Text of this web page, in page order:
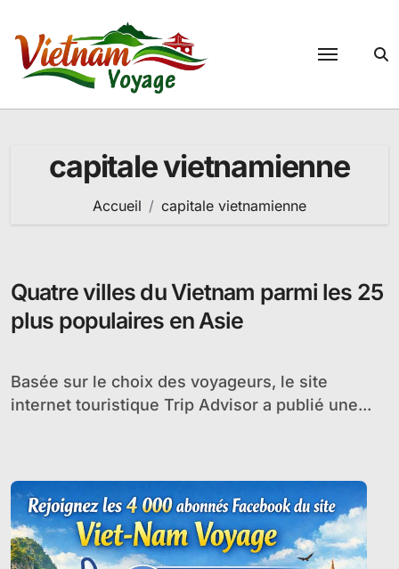
contenu
capitale vietnamienne
Accueil capitale vietnamienne
Quatre villes du Vietnam parmi les 25
plus populaires en Asie
Basée sur le choix des voyageurs, le site
internet touristique Trip Advisor a publié une...